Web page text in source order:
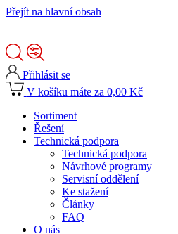
Přejít na hlavní obsah
Přihlásit se
V košíku máte za 0,00 Kč
Sortiment
Řešení
Technická podpora
Technická podpora
Návrhové programy
Servisní oddělení
Ke stažení
Články
FAQ
O nás